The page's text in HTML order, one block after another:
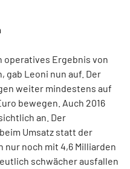
operatives Ergebnis von
gab Leoni nun auf. Der
weiter mindestens auf
bewegen. Auch 2016
an. Der
Umsatz statt der
noch mit 4,6 Milliarden
schwächer ausfallen